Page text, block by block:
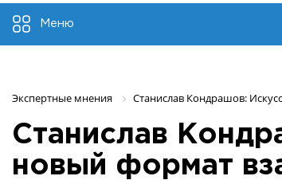
Меню
Экспертные мнения Станислав Кондрашов:
Станислав
новый формат